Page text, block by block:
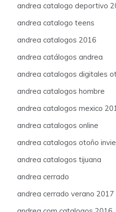
andrea catalogo deportivo
andrea catalogo teens
andrea catalogos 2016
andrea catálogos andrea
andrea catalogos digitales
andrea catalogos hombre
andrea catalogos mexico
andrea catalogos online
andrea catalogos otoño
andrea catalogos tijuana
andrea cerrado
andrea cerrado verano 2017